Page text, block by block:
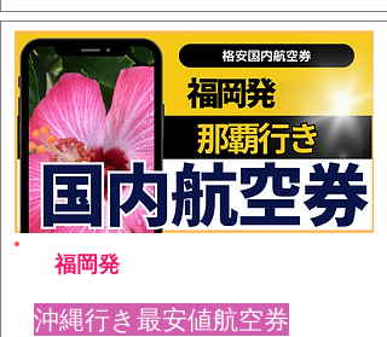
福岡発
沖縄行き最安値航空券